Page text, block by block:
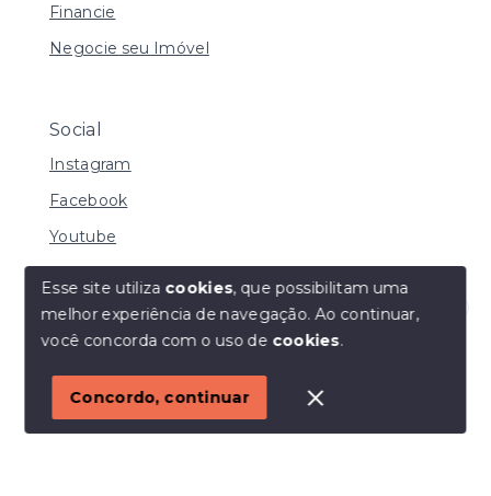
Olá! Estamos disponíveis para te ajudar.
Financie
Negocie seu Imóvel
Social
Instagram
Facebook
Youtube
© Copyright 2026 - I URBE CONSULTORIA
IMOBILIÁRIA | CRECI 33.934 J - Todos os direitos
SITE PARA IMOBILIARIA
Esse site utiliza cookies, que possibilitam uma
melhor experiência de navegação.Ao continuar,
você concorda com o uso de cookies.
Concordo, continuar